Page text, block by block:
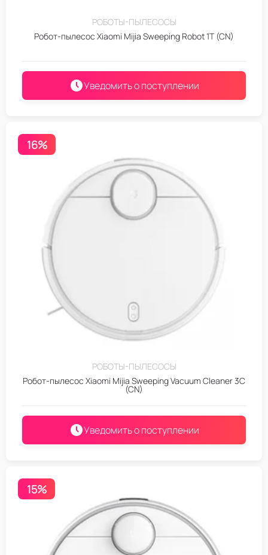
РОБОТЫ-ПЫЛЕСОСЫ
Робот-пылесос Xiaomi Mijia Sweeping Robot 1T (CN)
Уведомить о поступлении
16%
РОБОТЫ-ПЫЛЕСОСЫ
Робот-пылесос Xiaomi Mijia Sweeping Vacuum Cleaner 3C
(CN)
Уведомить о поступлении
15%